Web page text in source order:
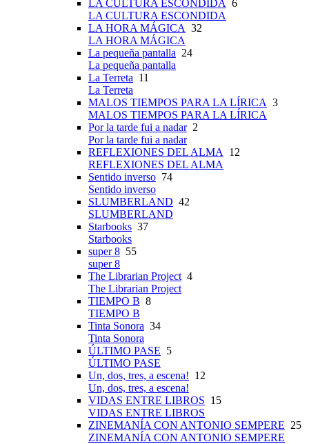
LA CULTURA ESCONDIDA 6
LA CULTURA ESCONDIDA
LA HORA MÁGICA 32
LA HORA MÁGICA
La pequeña pantalla 24
La pequeña pantalla
La Terreta 11
La Terreta
MALOS TIEMPOS PARA LA LÍRICA 3
MALOS TIEMPOS PARA LA LÍRICA
Por la tarde fui a nadar2
Por la tarde fui a nadar
REFLEXIONES DEL ALMA
12
REFLEXIONES DEL ALMA
Sentido inverso 74
Sentido inverso
SLUMBERLAND 42
SLUMBERLAND
Starbooks 37
Starbooks
super 8 55
super 8
The Librarian Project 4
The Librarian Project
TIEMPO B 8
TIEMPO B
Tinta Sonora 34
Tinta Sonora
ÚLTIMO PASE 5
ÚLTIMO PASE
Un, dos, tres, a escena! 12
Un, dos, tres, a escena!
VIDAS ENTRE LIBROS 15
VIDAS ENTRE LIBROS
ZINEMANÍA CON ANTONIO SEMPERE 25
ZINEMANÍA CON ANTONIO SEMPERE